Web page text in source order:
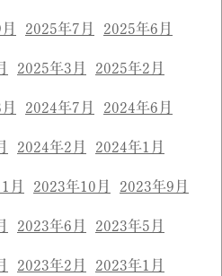
2025年7月 2025年6月
2025年3月 2025年2月
2024年7月 2024年6月
2024年2月 2024年1月
月 2023年10月 2023年9月
2023年6月 2023年5月
2023年2月 2023年1月